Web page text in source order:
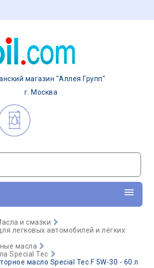
магазин "Аллея Групп"
г. Москва
и смазки
легковых автомобилей и лёгких
масла
Special Tec
масло Special Tec F 5W-30 - 60 л